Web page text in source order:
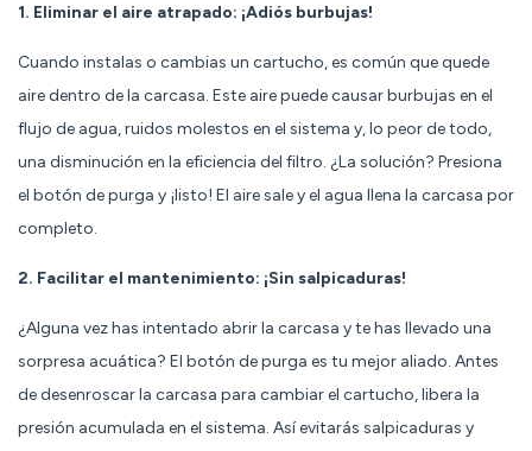
1. Eliminar el aire atrapado: ¡Adiós burbujas!
Cuando instalas o cambias un cartucho, es común que quede
aire dentro de la carcasa. Este aire puede causar burbujas en el
flujo de agua, ruidos molestos en el sistema y, lo peor de todo,
una disminución en la eficiencia del filtro. ¿La solución? Presiona
el botón de purga y ¡listo! El aire sale y el agua llena la carcasa por
completo.
2. Facilitar el mantenimiento: ¡Sin salpicaduras!
¿Alguna vez has intentado abrir la carcasa y te has llevado una
sorpresa acuática? El botón de purga es tu mejor aliado. Antes
de desenroscar la carcasa para cambiar el cartucho, libera la
presión acumulada en el sistema. Así evitarás salpicaduras y